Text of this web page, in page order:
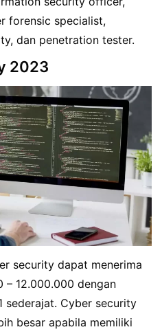
forensic specialist,
dan penetration tester.
2023
security dapat menerima
– 12.000.000 dengan
sederajat. Cyber security
besar apabila memiliki